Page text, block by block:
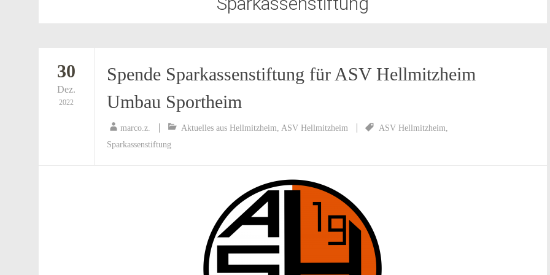
30
Dez.
2022
Spende Sparkassenstiftung für ASV Hellmitzheim
Umbau Sportheim
marco.z. Aktuelles aus Hellmitzheim, ASV Hellmitzheim ASV Hellmitzheim,
Sparkassenstiftung